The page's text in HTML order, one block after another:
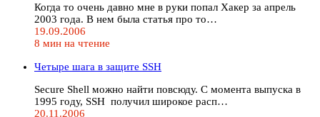
Когда то очень давно мне в руки попал Хакер за апрель
2003 года. В нем была статья про то…
19.09.2006
8 мин на чтение
Четыре шага в защите SSH
Secure Shell можно найти повсюду. С момента выпуска в
1995 году, SSH получил широкое расп…
20.11.2006